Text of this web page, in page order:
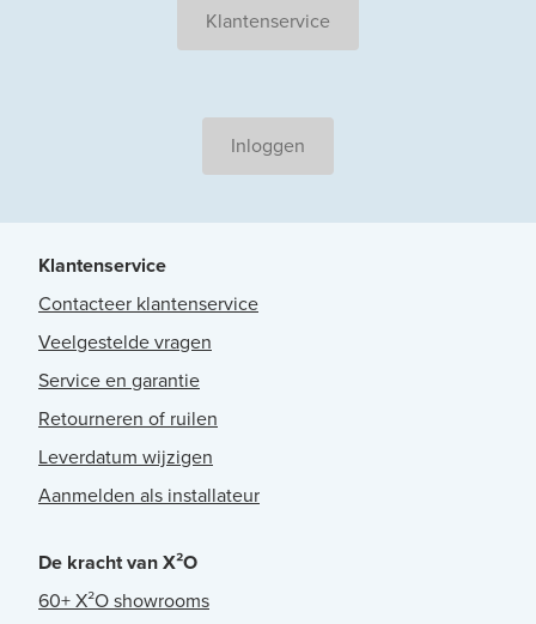
Klantenservice
Inloggen
Klantenservice
Contacteer klantenservice
Veelgestelde vragen
Service en garantie
Retourneren of ruilen
Leverdatum wijzigen
Aanmelden als installateur
De kracht van X²O
60+ X²O showrooms